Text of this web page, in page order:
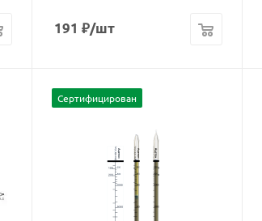
191 ₽/шт
Сертифицирован